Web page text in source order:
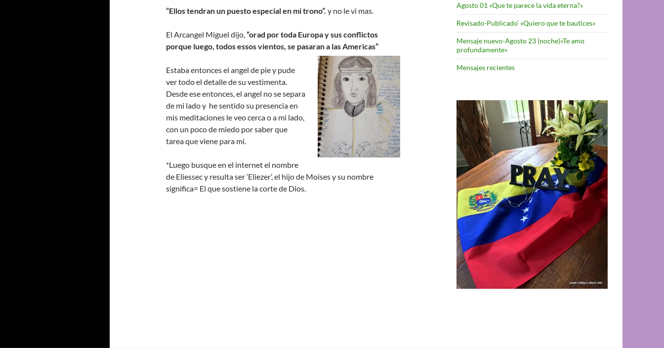
“Ellos tendran un puesto especial en mi trono”. y no le vi mas.
El Arcangel Miguel dijo,“orad por toda Europa y sus conflictos
porque luego, todos essos vientos, se pasaran a las Americas”
Estaba entonces el angel de pie y pude
ver todo el detalle de su vestimenta.
Desde ese entonces, el angel no se separa
de mi lado y he sentido su presencia en
mis meditaciones le veo cerca o a mi lado,
con un poco de miedo por saber que
tarea que viene para mi.
*Luego busque en el internet el nombre
de Eliessec y resulta ser ‘Eliezer’, el hijo de Moises y su nombre
significa= El que sostiene la corte de Dios.
Agosto 01 «Que te parece la vida eterna?»
Revisado-Publicado’ «Quiero que te bautices»
Mensaje nuevo-Agosto 23 (noche)»Te amo
profundamente»
Mensajes recientes